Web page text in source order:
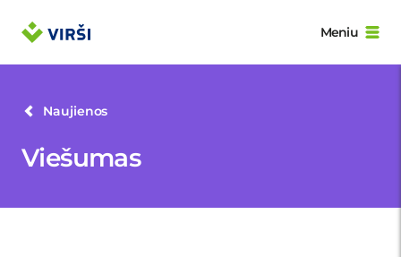
Meniu
Naujienos
Viešumas